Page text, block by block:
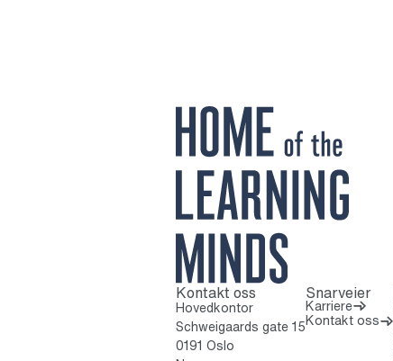
Til startsiden
Kontakt oss
Hovedkontor
Schweigaards gate 15
0191 Oslo
Snarveier
Karriere
Kontakt oss